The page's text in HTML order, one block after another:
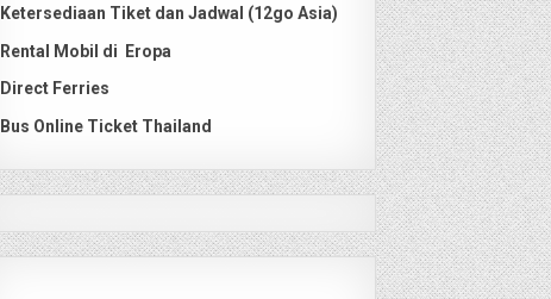
Ketersediaan Tiket dan Jadwal (12go Asia)
Rental Mobil di Eropa
Direct Ferries
Bus Online Ticket Thailand